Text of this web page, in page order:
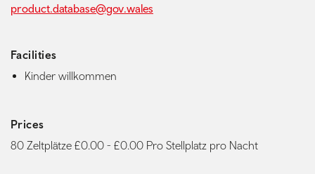
product.database@gov.wales
Facilities
Kinder willkommen
Prices
80 Zeltplätze £0.00 - £0.00 Pro Stellplatz pro Nacht